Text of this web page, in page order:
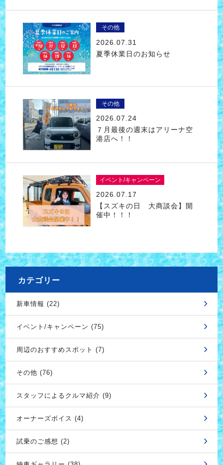
その他
2026.07.31
夏季休業日のお知らせ
その他
2026.07.24
７月最後の週末はアリーナ空
港店へ！！
イベント/キャンペーン
2026.07.17
【スズキの日 大商談会】開
催中！！！
カテゴリー
新車情報 (22)
イベント/キャンペーン (75)
周辺のおすすめスポット (7)
その他 (76)
スタッフによるクルマ紹介 (9)
オーナーズボイス (4)
試乗のご感想 (2)